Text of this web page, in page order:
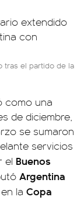
tras el partido de la
como una
de diciembre,
se sumaron
servicios
el Buenos
Argentina
en la Copa